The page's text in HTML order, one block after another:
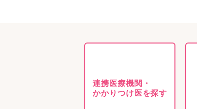
連携医療機関・
かかりつけ医を探す